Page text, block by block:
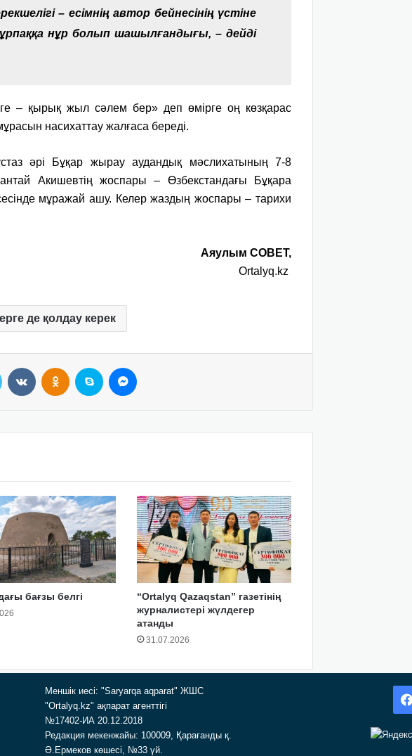
– есімнің автор бейнесінің үстіне
нұр болып шашылғандығы, – дейді
– қырық жыл сәлем бер» деп өмірге оң көзқарас
насихаттау жалғаса береді.
әрі Бұқар жырау аудандық мәслихатының 7-8
Акишевтің жоспары – Өзбекстандағы Бұқара
мұражай ашу. Келер жаздың жоспары – тарихи
Аяулым СОВЕТ,
Ortalyq.kz
де қолдау керек
бағзы белгі
“Ortalyq Qazaqstan” газетінің
журналистері жүлдегер
атанды
31.07.2026
Меншік иесі: "Saryarqa aqparat" ЖШС
"Ortalyq.kz" ақпарат агенттігі
№17402-ИА 20.12.2018
Редакция мекенжайы: 100009, Қарағанды қ.
Ә.Ермеков көшесі, №33 үй.